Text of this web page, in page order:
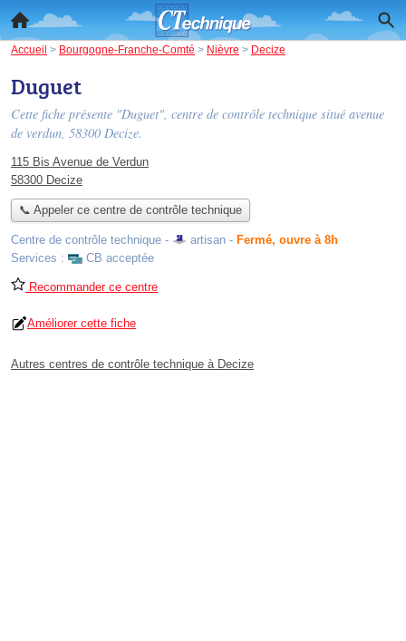
Accueil > Bourgogne-Franche-Comté > Nièvre > Decize
Duguet
Cette fiche présente "Duguet", centre de contrôle technique situé avenue
de verdun, 58300 Decize.
115 Bis Avenue de Verdun
58300 Decize
📞 Appeler ce centre de contrôle technique
Centre de contrôle technique - artisan - Fermé, ouvre à 8h
Services :
CB acceptée
Recommander ce centre
Améliorer cette fiche
Autres centres de contrôle technique à Decize